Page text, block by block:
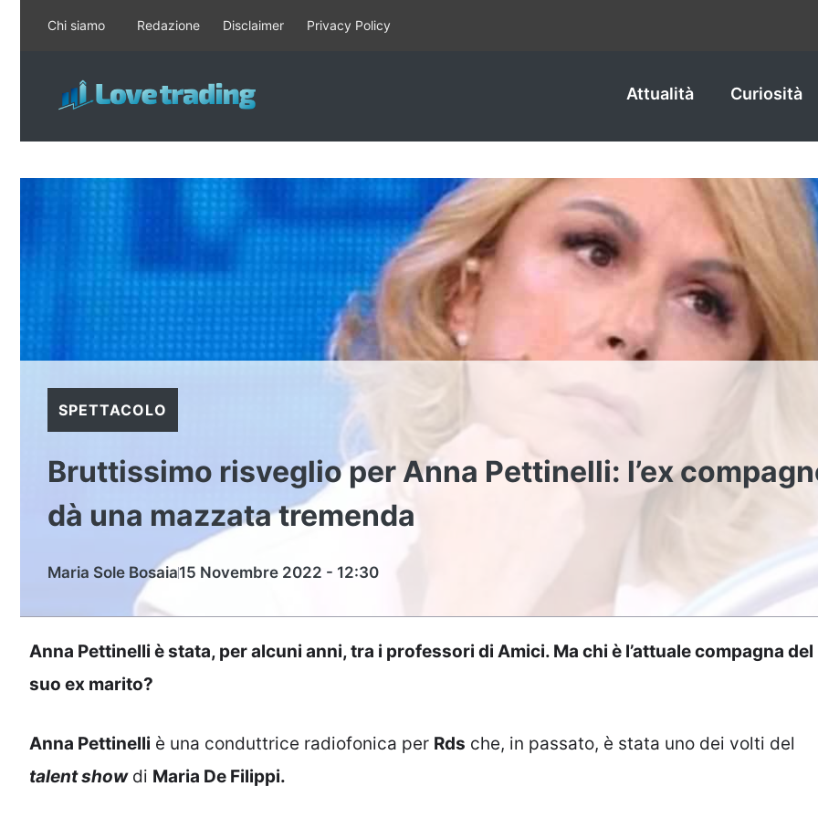
contenuto
Chi siamo Redazione Disclaimer Privacy Policy
Attualità Curiosità
SPETTACOLO
Bruttissimo risveglio per Anna Pettinelli: l’ex
dà una mazzata tremenda
Maria Sole Bosaia15 Novembre 2022 - 12:30
Anna Pettinelli è stata, per alcuni anni, tra i professori di Amici. Ma chi è l’attuale compagna del
suo ex marito?
Anna Pettinelli è una conduttrice radiofonica per Rds che, in passato, è stata uno dei volti del
talent showdi Maria De Filippi.